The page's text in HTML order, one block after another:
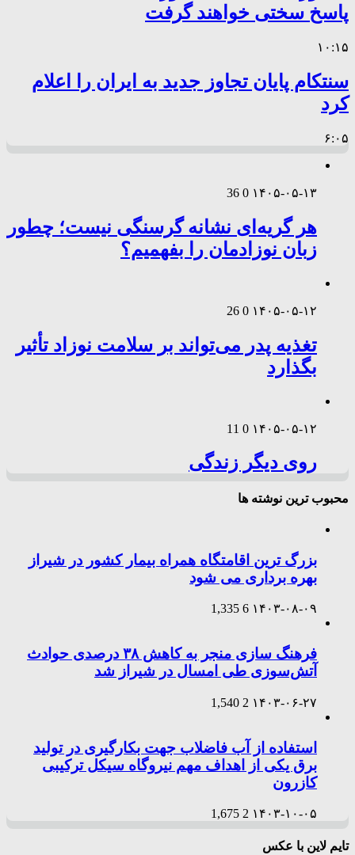
پاسخ سختی خواهند گرفت
۱۰:۱۵
سنتکام پایان تجاوز جدید به ایران را اعلام
کرد
۶:۰۵
۱۴۰۵-۰۵-۱۳ 0
36
هر گریه‌ای نشانه گرسنگی نیست؛ چطور
زبان نوزادمان را بفهمیم؟
۱۴۰۵-۰۵-۱۲ 0
26
تغذیه پدر می‌تواند بر سلامت نوزاد تأثیر
بگذارد
۱۴۰۵-۰۵-۱۲ 0
11
روی دیگر زندگی
محبوب ترین نوشته ها
بزرگ ترین اقامتگاه همراه بیمار کشور در شیراز
بهره برداری می شود
۱۴۰۳-۰۸-۰۹ 6
1,335
فرهنگ سازی منجر به کاهش ۳۸ درصدی حوادث
آتش‌سوزی طی امسال در شیراز شد
۱۴۰۳-۰۶-۲۷ 2
1,540
استفاده از آب فاضلاب جهت بکارگیری در تولید
برق یکی از اهداف مهم نیروگاه سیکل ترکیبی
کازرون
۱۴۰۳-۱۰-۰۵ 2
1,675
تایم لاین با عکس